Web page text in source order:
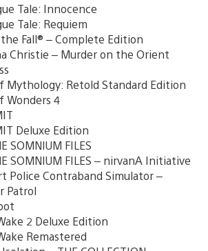
Tale: Innocence
Tale: Requiem
Fall® – Complete Edition
Christie – Murder on the Orient
Mythology: Retold Standard Edition
Wonders 4
Deluxe Edition
SOMNIUM FILES
SOMNIUM FILES – nirvanA Initiative
Police Contraband Simulator –
Patrol
2 Deluxe Edition
Remastered